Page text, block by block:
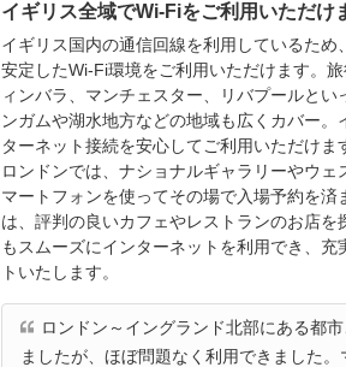
イギリス全域でWi-Fiをご利用いただけ
イギリス国内の通信回線を利用しているた
安定したWi-Fi環境をご利用いただけます。
ィンバラ、マンチェスター、リバプールとい
ンガムや湖水地方などの地域も広くカバー。
ターネット接続を安心してご利用いただけま
ロンドンでは、ナショナルギャラリーやウェ
マートフォンを使ってその場で入場予約を済
は、評判の良いカフェやレストランのお店
もスムーズにインターネットを利用でき、充
トいたします。
ロンドン～イングランド北部にある都
ましたが、ほぼ問題なく利用できました